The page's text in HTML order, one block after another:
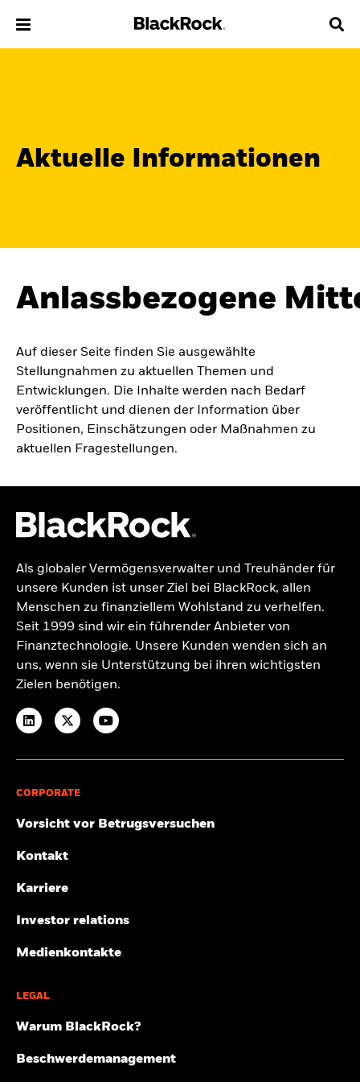
Themen & Märkte
Deutschland
Change location
BlackRock
iShares
Aladdin
Aktuelle Informationen
Anlassbezogene
Auf dieser Seite finden Sie ausgewählte
Stellungnahmen zu aktuellen Themen und
Entwicklungen. Die Inhalte werden nach Bedarf
veröffentlicht und dienen der Information über
Positionen, Einschätzungen oder Maßnahmen zu
aktuellen Fragestellungen.
Als globaler Vermögensverwalter und Treuhänder für
unsere Kunden ist unser Ziel bei BlackRock, allen
Menschen zu finanziellem Wohlstand zu verhelfen.
Seit 1999 sind wir ein führender Anbieter von
Finanztechnologie. Unsere Kunden wenden sich an
uns, wenn sie Unterstützung bei ihren wichtigsten
Zielen benötigen.
CORPORATE
Vorsicht vor Betrugsversuchen
Kontakt
Karriere
Investor relations
Medienkontakte
LEGAL
Warum BlackRock?
Beschwerdemanagement